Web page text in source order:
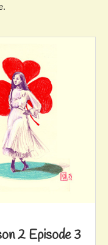
2 Episode 3